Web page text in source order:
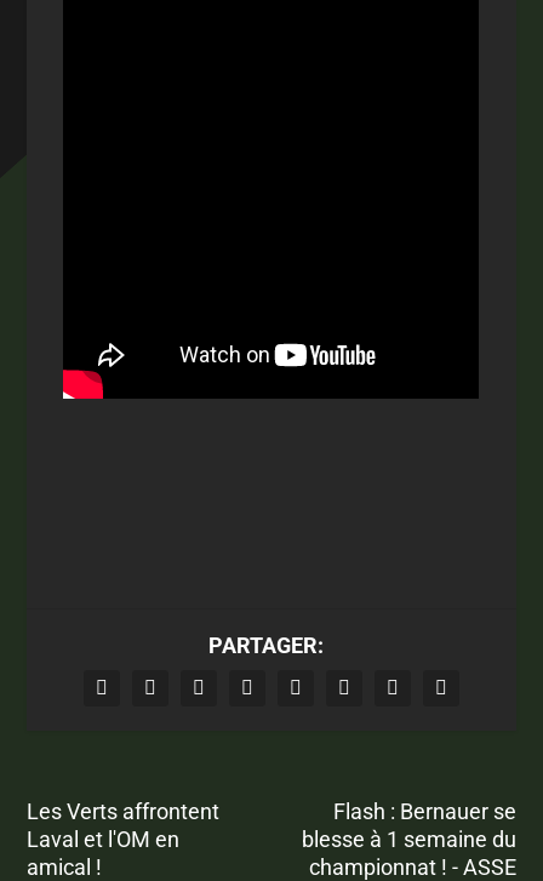
PARTAGER:
Les Verts affrontent
Laval et l'OM en
amical !
Flash : Bernauer se
blesse à 1 semaine du
championnat ! - ASSE